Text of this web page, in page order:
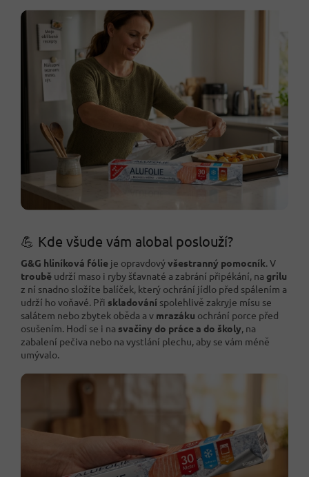
💪 Kde všude vám alobal poslouží?
G&G hliníková fólie je opravdovývšestranný pomocník. V
troubě udrží maso i ryby šťavnaté a zabrání připékání, na grilu
z ní snadno složíte balíček, který ochrání jídlo před spálením a
udrží ho voňavé. Při skladování spolehlivě zakryje mísu se
salátem nebo zbytek oběda a v mrazáku ochrání porce před
osušením. Hodí se i na svačiny do práce a do školy, na
zabalení pečiva nebo na vystlání plechu, aby se vám méně
umývalo.